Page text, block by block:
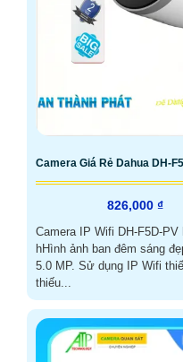
Camera Giá Rẻ Dahua DH-
826,000 ₫
Camera IP Wifi DH-F5D-
hHình ảnh ban đêm sáng
5.0 MP. Sử dụng IP Wifi thiết kế giám sát trong điều kiện
thiếu...